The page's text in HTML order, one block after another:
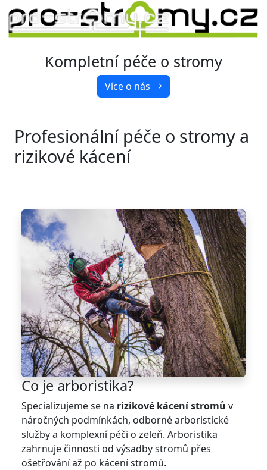
Kompletní péče o stromy
Více o nás
Profesionální péče o stromy a
rizikové kácení
Co je arboristika?
Specializujeme se na rizikové kácení stromů v
náročných podmínkách, odborné arboristické
služby a komplexní péči o zeleň. Arboristika
zahrnuje činnosti od výsadby stromů přes
ošetřování až po kácení stromů.